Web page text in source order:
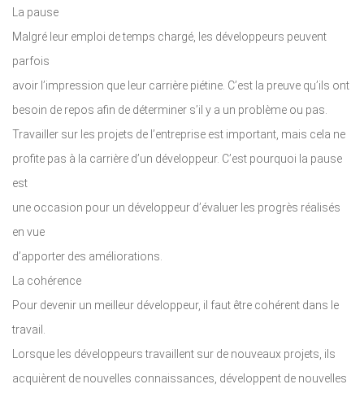
La pause
Malgré leur emploi de temps chargé, les développeurs peuvent
parfois
avoir l’impression que leur carrière piétine. C’est la preuve qu’ils ont
besoin de repos afin de déterminer s’il y a un problème ou pas.
Travailler sur les projets de l’entreprise est important, mais cela ne
profite pas à la carrière d’un développeur. C’est pourquoi la pause
est
une occasion pour un développeur d’évaluer les progrès réalisés
en vue
d’apporter des améliorations.
La cohérence
Pour devenir un meilleur développeur, il faut être cohérent dans le
travail.
Lorsque les développeurs travaillent sur de nouveaux projets, ils
acquièrent de nouvelles connaissances, développent de nouvelles